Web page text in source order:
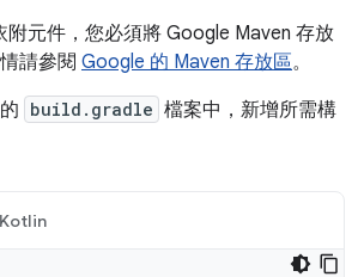
附元件，您必須將 Google Maven 存放
請參閱 Google 的 Maven 存放區。
build.gradle 檔案中，新增所需構
Kotlin